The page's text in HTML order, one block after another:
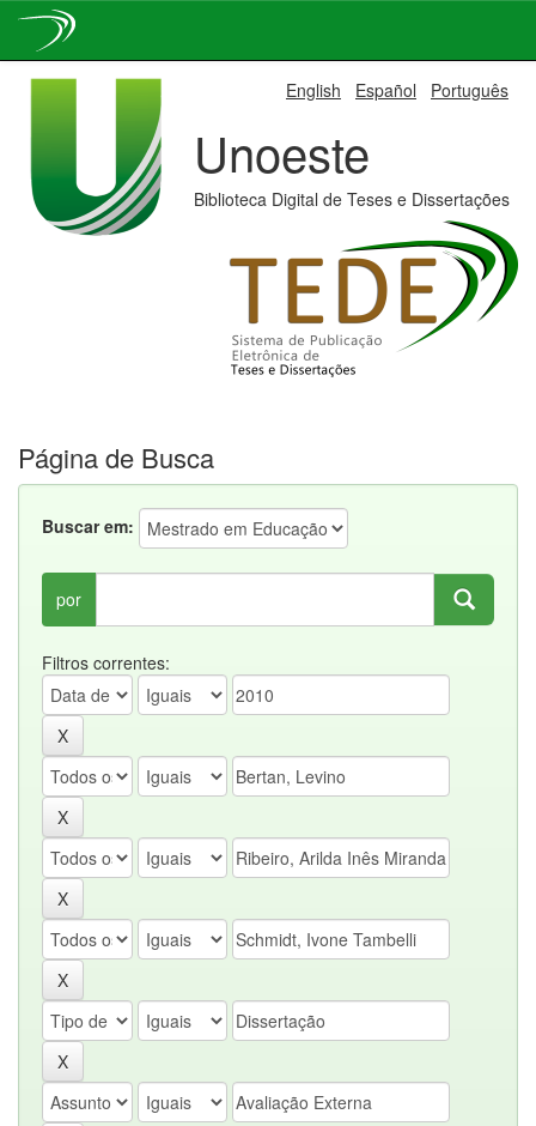
English Español Português
Unoeste
Biblioteca Digital de Teses e Dissertações
Página de Busca
Buscar em:
por
Filtros correntes: